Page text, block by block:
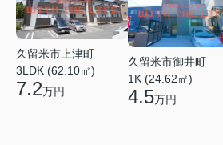
久留米市上津町
3LDK (62.10㎡)
7.2万円
久留米市御井町
1K (24.62㎡)
4.5万円